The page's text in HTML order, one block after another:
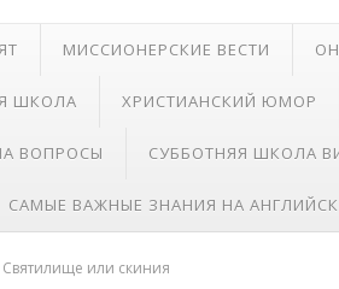
МИССИОНЕРСКИЕ ВЕСТИ
ШКОЛА ХРИСТИАНСКИЙ ЮМОР
ВОПРОСЫ СУББОТНЯЯ ШКОЛА
САМЫЕ ВАЖНЫЕ ЗНАНИЯ НА
Святилище или скиния